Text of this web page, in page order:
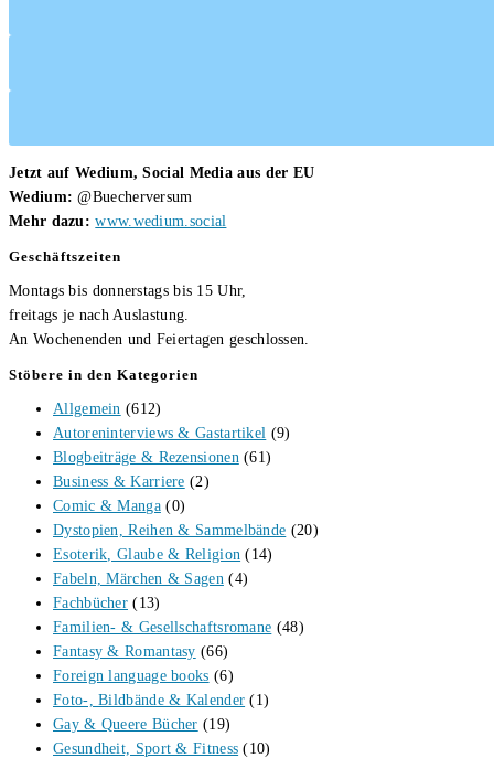
Jetzt auf Wedium, Social Media aus der EU
Wedium: @Buecherversum
Mehr dazu: www.wedium.social
Geschäftszeiten
Montags bis donnerstags bis 15 Uhr,
freitags je nach Auslastung.
An Wochenenden und Feiertagen geschlossen.
Stöbere in den Kategorien
Allgemein (612)
Autoreninterviews & Gastartikel (9)
Blogbeiträge & Rezensionen (61)
Business & Karriere (2)
Comic & Manga (0)
Dystopien, Reihen & Sammelbände (20)
Esoterik, Glaube & Religion (14)
Fabeln, Märchen & Sagen (4)
Fachbücher (13)
Familien- & Gesellschaftsromane (48)
Fantasy & Romantasy (66)
Foreign language books (6)
Foto-, Bildbände & Kalender (1)
Gay & Queere Bücher (19)
Gesundheit, Sport & Fitness (10)